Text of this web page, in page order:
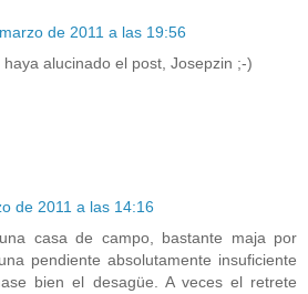
de 2011 a las 19:56
alucinado el post, Josepzin ;-)
de 2011 a las 14:16
casa de campo, bastante maja por
pendiente absolutamente insuficiente
bien el desagüe. A veces el retrete